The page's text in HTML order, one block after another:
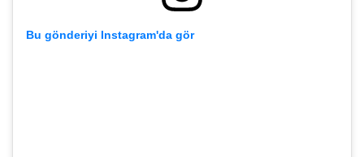
Bu gönderiyi Instagram'da gör